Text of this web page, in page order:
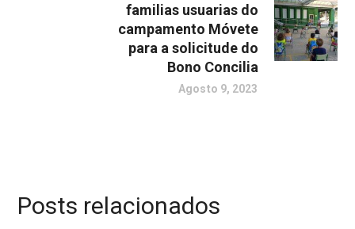
familias usuarias do
campamento Móvete
para a solicitude do
Bono Concilia
Agosto 9, 2023
Posts relacionados